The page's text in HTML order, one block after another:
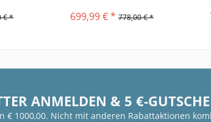
€ * 699,99 € * 778,00 € *
ANMELDEN & 5 €-
€ 1000,00. Nicht mit anderen Rabattaktionen